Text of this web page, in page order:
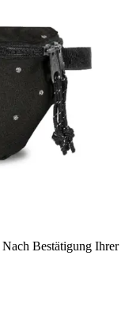
Nach Bestätigung Ihrer